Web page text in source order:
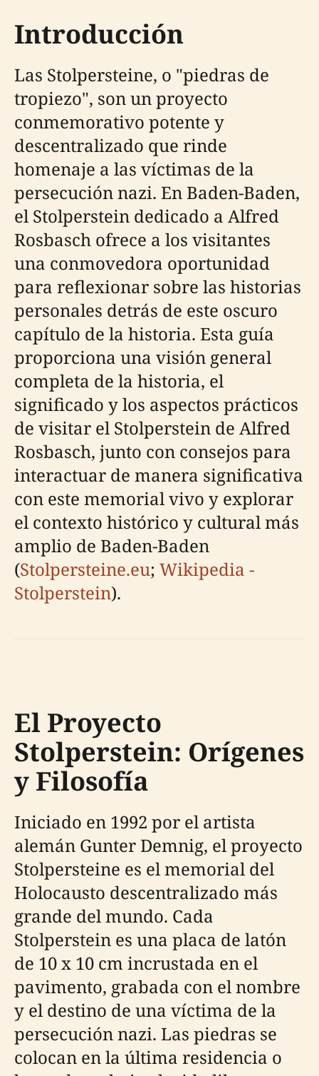
Introducción
Las Stolpersteine, o "piedras de
tropiezo", son un proyecto
conmemorativo potente y
descentralizado que rinde
homenaje a las víctimas de la
persecución nazi. En Baden-Baden,
el Stolperstein dedicado a Alfred
Rosbasch ofrece a los visitantes
una conmovedora oportunidad
para reflexionar sobre las historias
personales detrás de este oscuro
capítulo de la historia. Esta guía
proporciona una visión general
completa de la historia, el
significado y los aspectos prácticos
de visitar el Stolperstein de Alfred
Rosbasch, junto con consejos para
interactuar de manera significativa
con este memorial vivo y explorar
el contexto histórico y cultural más
amplio de Baden-Baden
(Stolpersteine.eu; Wikipedia -
Stolperstein).
El Proyecto
Stolperstein: Orígenes
y Filosofía
Iniciado en 1992 por el artista
alemán Gunter Demnig, el proyecto
Stolpersteine es el memorial del
Holocausto descentralizado más
grande del mundo. Cada
Stolperstein es una placa de latón
de 10 x 10 cm incrustada en el
pavimento, grabada con el nombre
y el destino de una víctima de la
persecución nazi. Las piedras se
colocan en la última residencia o